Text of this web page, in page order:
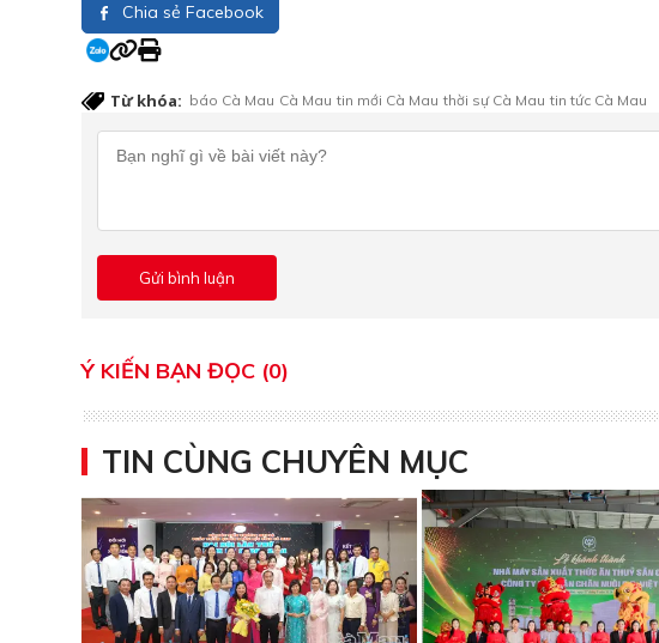
Chia sẻ Facebook
Từ khóa: báo Cà Mau Cà Mau tin mới Cà Mau thời sự Cà Mau tin tức Cà Mau
Ý KIẾN BẠN ĐỌC (0)
TIN CÙNG CHUYÊN MỤC